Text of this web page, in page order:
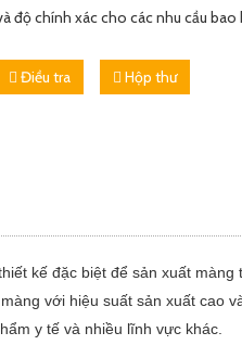
độ chính xác cho các nhu cầu bao
Điều tra Hộp thư
kế đặc biệt để sản xuất
với hiệu suất sản xuất cao
y tế và nhiều lĩnh vực khác.